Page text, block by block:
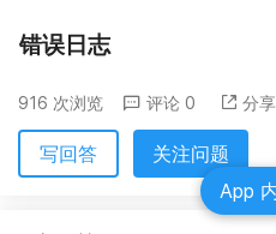
错误日志
916 次浏览 评论 0 分享
写回答 关注问题
App